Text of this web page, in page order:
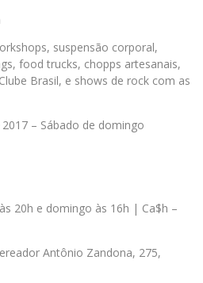
suspensão corporal,
food trucks, chopps artesanais,
Brasil, e shows de rock com as
– Sábado de domingo
20h e domingo às 16h | Ca$h –
Antônio Zandona, 275,